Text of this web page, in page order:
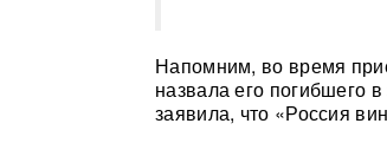
Напомним, во время
назвала его погибшего
заявила, что «Россия